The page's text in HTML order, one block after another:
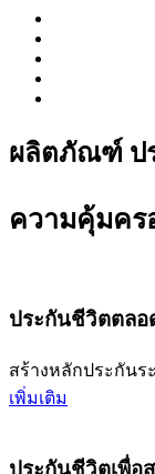
ผลิตภัณฑ์ ป
ความคุ้มคร
ประกันชีวิตตล
สร้างหลักประกัน
เพิ่มเติม
ประกันชีวิตเพื่อ